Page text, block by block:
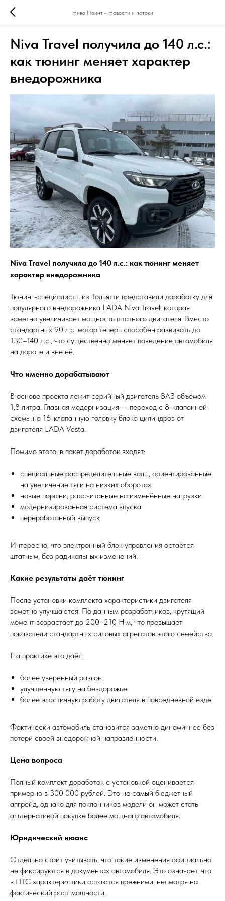
Нива Поинт - Новости и потоки
Niva Travel получила до 140 л.с.:
как тюнинг меняет характер
внедорожника
Niva Travel получила до 140 л.с.: как тюнинг меняет
характер внедорожника
Тюнинг-специалисты из Тольятти представили доработку для
популярного внедорожника LADA Niva Travel, которая
заметно увеличивает мощность штатного двигателя. Вместо
стандартных 90 л.с. мотор теперь способен развивать до
130–140 л.с., что существенно меняет поведение автомобиля
на дороге и вне её.
Что именно дорабатывают
В основе проекта лежит серийный двигатель ВАЗ объёмом
1,8 литра. Главная модернизация — переход с 8-клапанной
схемы на 16-клапанную головку блока цилиндров от
двигателя LADA Vesta.
Помимо этого, в пакет доработок входят:
специальные распределительные валы, ориентированные
на увеличение тяги на низких оборотах
новые поршни, рассчитанные на изменённые нагрузки
модернизированная система впуска
переработанный выпуск
Интересно, что электронный блок управления остаётся
штатным, без радикальных изменений.
Какие результаты даёт тюнинг
После установки комплекта характеристики двигателя
заметно улучшаются. По данным разработчиков, крутящий
момент возрастает до 200–210 Н·м, что превышает
показатели стандартных силовых агрегатов этого семейства.
На практике это даёт:
более уверенный разгон
улучшенную тягу на бездорожье
более эластичную работу двигателя в повседневной езде
Фактически автомобиль становится заметно динамичнее без
потери своей внедорожной направленности.
Цена вопроса
Полный комплект доработок с установкой оценивается
примерно в 300 000 рублей. Это не самый бюджетный
апгрейд, однако для поклонников модели он может стать
альтернативой покупке более мощного автомобиля.
Юридический нюанс
Отдельно стоит учитывать, что такие изменения официально
не фиксируются в документах автомобиля. Это означает, что
в ПТС характеристики остаются прежними, несмотря на
фактический рост мощности.